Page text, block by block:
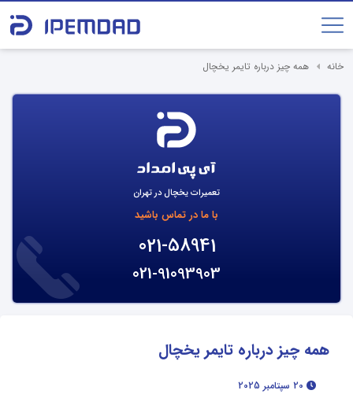
خانه همه چیز درباره تایمر یخچال
تعمیرات یخچال در تهران
با ما در تماس باشید
021-58941
021-91093903
همه چیز درباره تایمر یخچال